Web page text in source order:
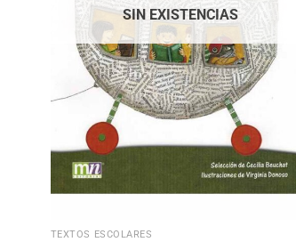
SIN EXISTENCIAS
TEXTOS ESCOLARES